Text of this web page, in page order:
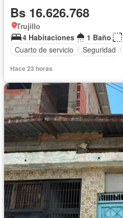
Bs 16.626.768
Trujillo
4 Habitaciones
1 Baño
Cuarto de servicio
Seguridad
Hace 23 horas